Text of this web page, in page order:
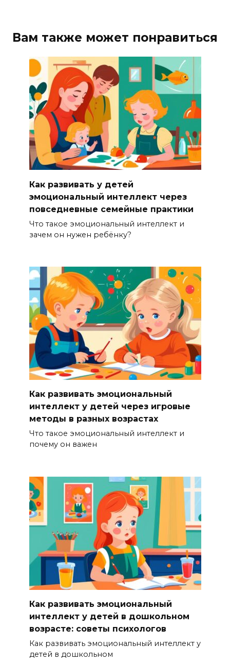
Вам также может понравиться
Как развивать у детей
эмоциональный интеллект через
повседневные семейные практики
Что такое эмоциональный интеллект и
зачем он нужен ребёнку?
Как развивать эмоциональный
интеллект у детей через игровые
методы в разных возрастах
Что такое эмоциональный интеллект и
почему он важен
Как развивать эмоциональный
интеллект у детей в дошкольном
возрасте: советы психологов
Как развивать эмоциональный интеллект у
детей в дошкольном